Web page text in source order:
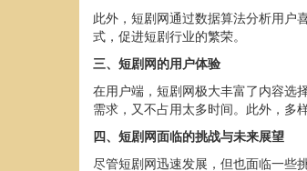
此外，短剧网通过数据算法分析用户
式，促进短剧行业的繁荣。
三、短剧网的用户体验
在用户端，短剧网极大丰富了内容选
需求，又不占用太多时间。此外，多
四、短剧网面临的挑战与未来展望
尽管短剧网迅速发展，但也面临一些